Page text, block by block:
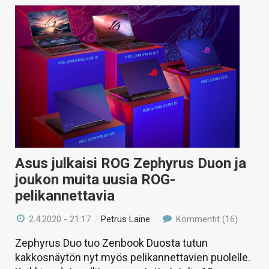
TIETOA
HINTA.FI
VAIHDA TEEMA
Asus julkaisi ROG Zephyrus Duon ja
joukon muita uusia ROG-
pelikannettavia
2.4.2020 - 21:17 /Petrus Laine Kommentit (16)
Zephyrus Duo tuo Zenbook Duosta tutun
kakkosnäytön nyt myös pelikannettavien puolelle.